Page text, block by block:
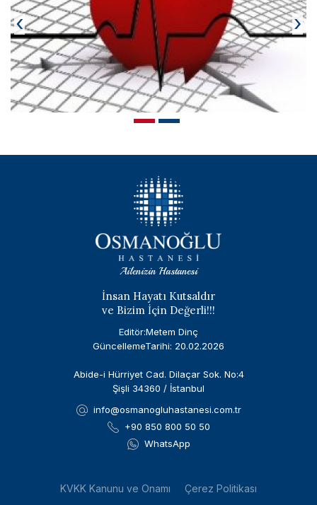
‹ ›
İnsan Hayatı Kutsaldır
ve Bizim İçin Değerli!!!
Editör:Metem Dinç
GüncellemeTarihi: 20.02.2026
Abide-i Hürriyet Cad. Dilaçar Sok. No:4
Şişli 34360 / İstanbul
info@osmanogluhastanesi.com.tr
+90 850 800 50 50
WhatsApp
KVKK Kanunu ve Onamı Çerez Politikası
Ailenizin Hastanesi